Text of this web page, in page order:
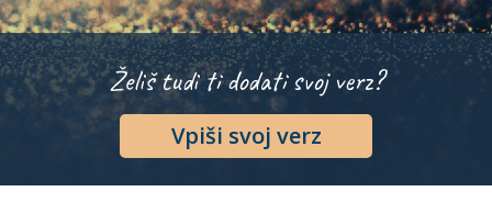
Želiš tudi ti dodati svoj verz?
Vpiši svoj verz